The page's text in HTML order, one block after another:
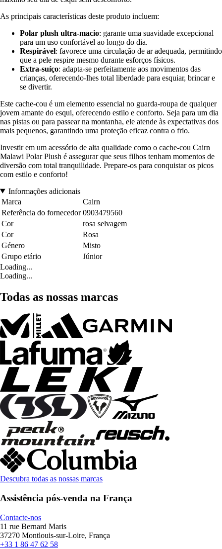
As principais características deste produto incluem:
Polar plush ultra-macio: garante uma suavidade excepcional
para um uso confortável ao longo do dia.
Respirável: favorece uma circulação de ar adequada, permitindo
que a pele respire mesmo durante esforços físicos.
Extra-suíço: adapta-se perfeitamente aos movimentos das
crianças, oferecendo-lhes total liberdade para esquiar, brincar e
se divertir.
Este cache-cou é um elemento essencial no guarda-roupa de qualquer
jovem amante do esqui, oferecendo estilo e conforto. Seja para um dia
nas pistas ou para passear na montanha, ele atende às expectativas dos
mais pequenos, garantindo uma proteção eficaz contra o frio.
Investir em um acessório de alta qualidade como o cache-cou Cairn
Malawi Polar Plush é assegurar que seus filhos tenham momentos de
diversão com total tranquilidade. Prepare-os para conquistar os picos
com estilo e conforto!
Informações adicionais
Marca
Cairn
Referência do fornecedor 0903479560
Cor
rosa selvagem
Cor
Rosa
Género
Misto
Grupo etário
Júnior
Loading...
Loading...
Todas as nossas marcas
Descubra todas as nossas marcas
Assistência pós-venda na França
Contacte-nos
11 rue Bernard Maris
37270 Montlouis-sur-Loire, França
+33 1 86 47 62 58